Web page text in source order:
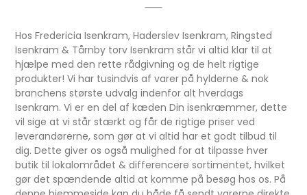
Hos Fredericia Isenkram, Haderslev Isenkram, Ringsted
Isenkram & Tårnby torv Isenkram står vi altid klar til at
hjælpe med den rette rådgivning og de helt rigtige
produkter! Vi har tusindvis af varer på hylderne & nok
branchens største udvalg indenfor alt hverdags
Isenkram. Vi er en del af kæden Din isenkræmmer, dette
vil sige at vi står stærkt og får de rigtige priser ved
leverandørerne, som gør at vi altid har et godt tilbud til
dig. Dette giver os også mulighed for at tilpasse hver
butik til lokalområdet & differencere sortimentet, hvilket
gør det spændende altid at komme på besøg hos os. På